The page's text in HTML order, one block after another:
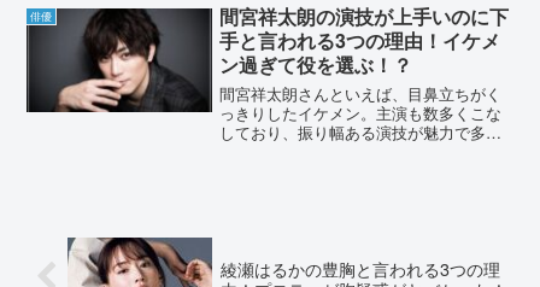
俳優
間宮祥太朗の演技が上手いのに下
手と言われる3つの理由！イケメ
ン過ぎて役を選ぶ！？
間宮祥太朗さんといえば、目鼻立ちがく
っきりしたイケメン。主演も数多くこな
しており、振り幅ある演技が魅力で多く
綾瀬はるかの豊胸と言われる3つの理